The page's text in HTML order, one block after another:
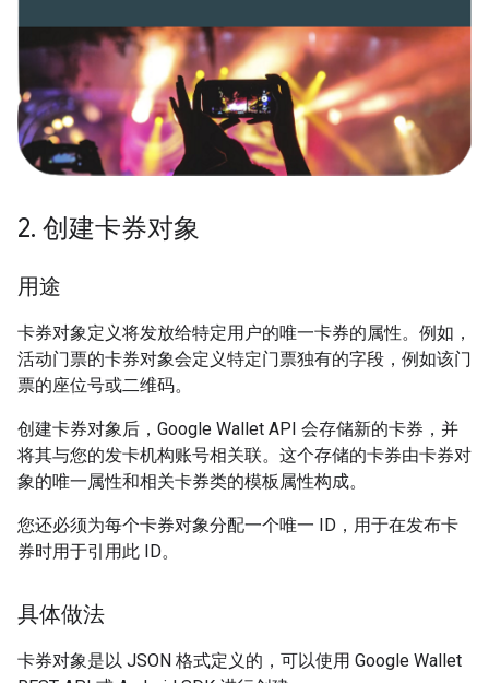
2. 创建卡券对象
用途
卡券对象定义将发放给特定用户的唯一卡券的属性。例如，
活动门票的卡券对象会定义特定门票独有的字段，例如该门
票的座位号或二维码。
创建卡券对象后，Google Wallet API 会存储新的卡券，并
将其与您的发卡机构账号相关联。这个存储的卡券由卡券对
象的唯一属性和相关卡券类的模板属性构成。
您还必须为每个卡券对象分配一个唯一 ID，用于在发布卡
券时用于引用此 ID。
具体做法
卡券对象是以 JSON 格式定义的，可以使用 Google Wallet